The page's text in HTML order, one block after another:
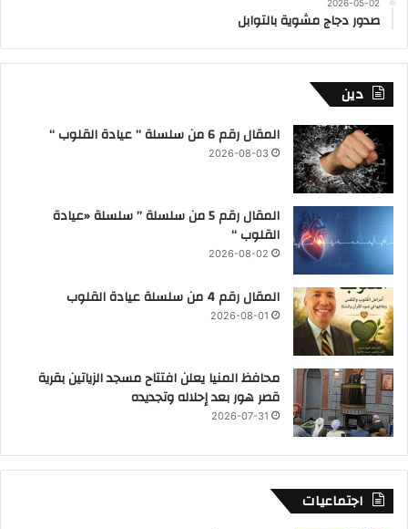
2026-05-02
صدور دجاج مشوية بالتوابل
دين
المقال رقم 6 من سلسلة ” عيادة القلوب “
2026-08-03
المقال رقم 5 من سلسلة ” سلسلة «عيادة
القلوب “
2026-08-02
المقال رقم 4 من سلسلة عيادة القلوب
2026-08-01
محافظ المنيا يعلن افتتاح مسجد الزياتين بقرية
قصر هور بعد إحلاله وتجديده
2026-07-31
اجتماعيات